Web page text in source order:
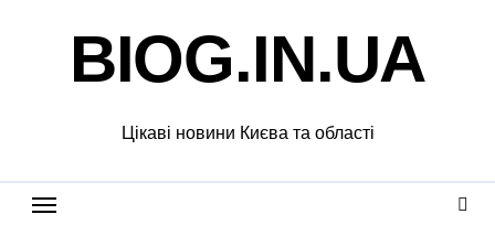
BIOG.IN.UA
Цікаві новини Києва та області